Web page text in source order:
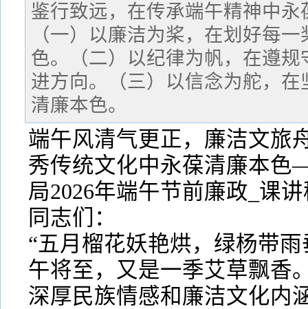
鉴行致远，在传承端午精神中
（一）以廉洁为桨，在划好每
色。（二）以纪律为帆，在遵
进方向。（三）以信念为舵，
清廉本色。
端午风清气更正，廉洁文旅
秀传统文化中永葆清廉本
局2026年端午节前廉政_课
同志们：
“五月榴花妖艳烘，绿杨带
午将至，又是一季艾草飘香
深厚民族情感和廉洁文化内